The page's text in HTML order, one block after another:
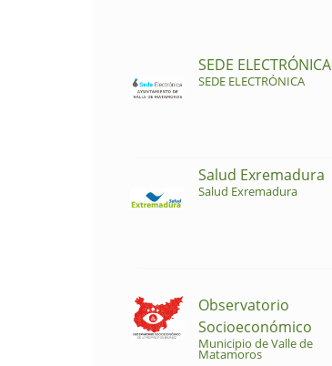
SEDE ELECTRÓNICA
SEDE ELECTRÓNICA
Salud Exremadura
Salud Exremadura
Observatorio
Socioeconómico
Municipio de Valle de
Matamoros